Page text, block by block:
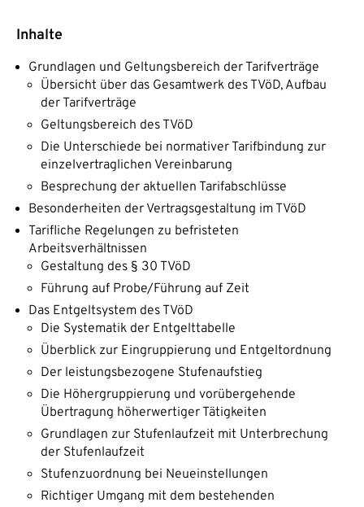
Inhalte
Grundlagen und Geltungsbereich der Tarifverträge
Übersicht über das Gesamtwerk des TVöD, Aufbau
der Tarifverträge
Geltungsbereich des TVöD
Die Unterschiede bei normativer Tarifbindung zur
einzelvertraglichen Vereinbarung
Besprechung der aktuellen Tarifabschlüsse
Besonderheiten der Vertragsgestaltung im TVöD
Tarifliche Regelungen zu befristeten
Arbeitsverhältnissen
Gestaltung des § 30 TVöD
Führung auf Probe/Führung auf Zeit
Das Entgeltsystem des TVöD
Die Systematik der Entgelttabelle
Überblick zur Eingruppierung und Entgeltordnung
Der leistungsbezogene Stufenaufstieg
Die Höhergruppierung und vorübergehende
Übertragung höherwertiger Tätigkeiten
Grundlagen zur Stufenlaufzeit mit Unterbrechung
der Stufenlaufzeit
Stufenzuordnung bei Neueinstellungen
Richtiger Umgang mit dem bestehenden